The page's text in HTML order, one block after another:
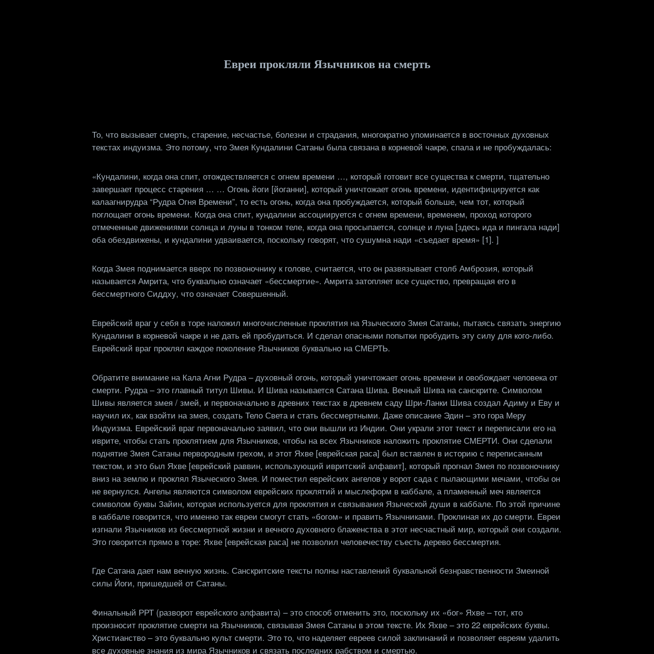
Евреи прокляли Язычников на смерть
То, что вызывает смерть, старение, несчастье, болезни и страдания, многократно упоминается в восточных духовных
текстах индуизма. Это потому, что Змея Кундалини Сатаны была связана в корневой чакре, спала и не пробуждалась:
«Кундалини, когда она спит, отождествляется с огнем времени …, который готовит все существа к смерти, тщательно
завершает процесс старения … … Огонь йоги [йоганни], который уничтожает огонь времени, идентифицируется как
калаагнирудра “Рудра Огня Времени”, то есть огонь, когда она пробуждается, который больше, чем тот, который
поглощает огонь времени. Когда она спит, кундалини ассоциируется с огнем времени, временем, проход которого
отмеченные движениями солнца и луны в тонком теле, когда она просыпается, солнце и луна [здесь ида и пингала нади]
оба обездвижены, и кундалини удваивается, поскольку говорят, что сушумна нади «съедает время» [1]. ]
Когда Змея поднимается вверх по позвоночнику к голове, считается, что он развязывает столб Амброзия, который
называется Амрита, что буквально означает «бессмертие». Амрита затопляет все существо, превращая его в
бессмертного Сиддху, что означает Совершенный.
Еврейский враг у себя в торе наложил многочисленные проклятия на Языческого Змея Сатаны, пытаясь связать энергию
Кундалини в корневой чакре и не дать ей пробудиться. И сделал опасными попытки пробудить эту силу для кого-либо.
Еврейский враг проклял каждое поколение Язычников буквально на СМЕРТЬ.
Обратите внимание на Кала Агни Рудра – духовный огонь, который уничтожает огонь времени и овобождает человека от
смерти. Рудра – это главный титул Шивы. И Шива называется Сатана Шива. Вечный Шива на санскрите. Символом
Шивы является змея / змей, и первоначально в древних текстах в древнем саду Шри-Ланки Шива создал Адиму и Еву и
научил их, как взойти на змея, создать Тело Света и стать бессмертными. Даже описание Эдин – это гора Меру
Индуизма. Еврейский враг первоначально заявил, что они вышли из Индии. Они украли этот текст и переписали его на
иврите, чтобы стать проклятием для Язычников, чтобы на всех Язычников наложить проклятие СМЕРТИ. Они сделали
поднятие Змея Сатаны первородным грехом, и этот Яхве [еврейская раса] был вставлен в историю с переписанным
текстом, и это был Яхве [еврейский раввин, использующий ивритский алфавит], который прогнал Змея по позвоночнику
вниз на землю и проклял Языческого Змея. И поместил еврейских ангелов у ворот сада с пылающими мечами, чтобы он
не вернулся. Ангелы являются символом еврейских проклятий и мыслеформ в каббале, а пламенный меч является
символом буквы Зайин, которая используется для проклятия и связывания Языческой души в каббале. По этой причине
в каббале говорится, что именно так евреи смогут стать «богом» и править Язычниками. Проклиная их до смерти. Евреи
изгнали Язычников из бессмертной жизни и вечного духовного блаженства в этот несчастный мир, который они создали.
Это говорится прямо в торе: Яхве [еврейская раса] не позволил человечеству съесть дерево бессмертия.
Где Сатана дает нам вечную жизнь. Санскритские тексты полны наставлений буквальной безнравственности Змеиной
силы Йоги, пришедшей от Сатаны.
Финальный РРТ (разворот еврейского алфавита) – это способ отменить это, поскольку их «бог» Яхве – тот, кто
произносит проклятие смерти на Язычников, связывая Змея Сатаны в этом тексте. Их Яхве – это 22 еврейских буквы.
Христианство – это буквально культ смерти. Это то, что наделяет евреев силой заклинаний и позволяет евреям удалить
все духовные знания из мира Язычников и связать последних рабством и смертью.